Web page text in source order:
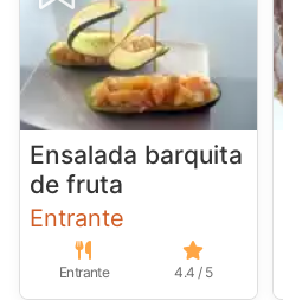
Ensalada barquita
de fruta
Entrante
Entrante 4.4 / 5